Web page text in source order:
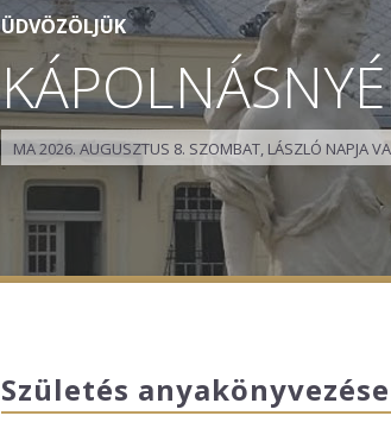
ÜDVÖZÖLJÜK
MA 2026. AUGUSZTUS 8. SZOMBAT, LÁSZLÓ NAPJA
Születés anyakönyvezése